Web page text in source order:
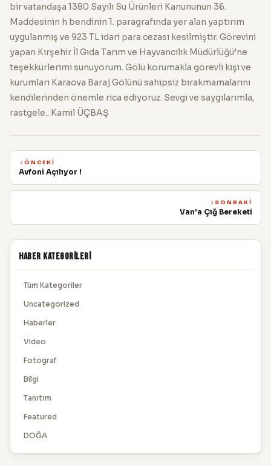
bir vatandaşa 1380 Sayılı Su Ürünleri Kanununun 36.
Maddesinin h bendinin 1. paragrafında yer alan yaptırım
uygulanmış ve 923 TL idari para cezası kesilmiştir. Görevini
yapan Kırşehir İl Gıda Tarım ve Hayvancılık Müdürlüğü’ne
teşekkürlerimi sunuyorum. Gölü korumakla görevli kişi ve
kurumları Karaova Baraj Gölünü sahipsiz bırakmamalarını
kendilerinden önemle rica ediyoruz. Sevgi ve saygılarımla,
rastgele.. Kamil ÜÇBAŞ
ÖNCEKI
Avfoni Açılıyor !
SONRAKI
Van'a Çığ Bereketi
Haber Kategorileri
Tüm Kategoriler
Uncategorized
Haberler
Video
Fotograf
Bilgi
Tanıtım
Featured
DOĞA